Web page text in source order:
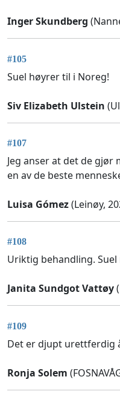
Inger Skundberg
#105
Suel høyrer til i Noreg!
Siv Elizabeth Ulstein
#107
Jeg anser at det de
en av de beste
Luisa Gómez(Leinøy,
#108
Uriktig behandling.
Janita Sundgot Vattøy
#109
Det er djupt urettferdig
Ronja Solem